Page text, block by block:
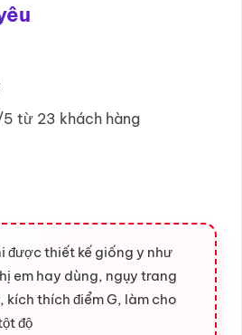
từ 23 khách hàng
được thiết kế giống y như
em hay dùng, ngụy trang
kích thích điểm G, làm cho
độ